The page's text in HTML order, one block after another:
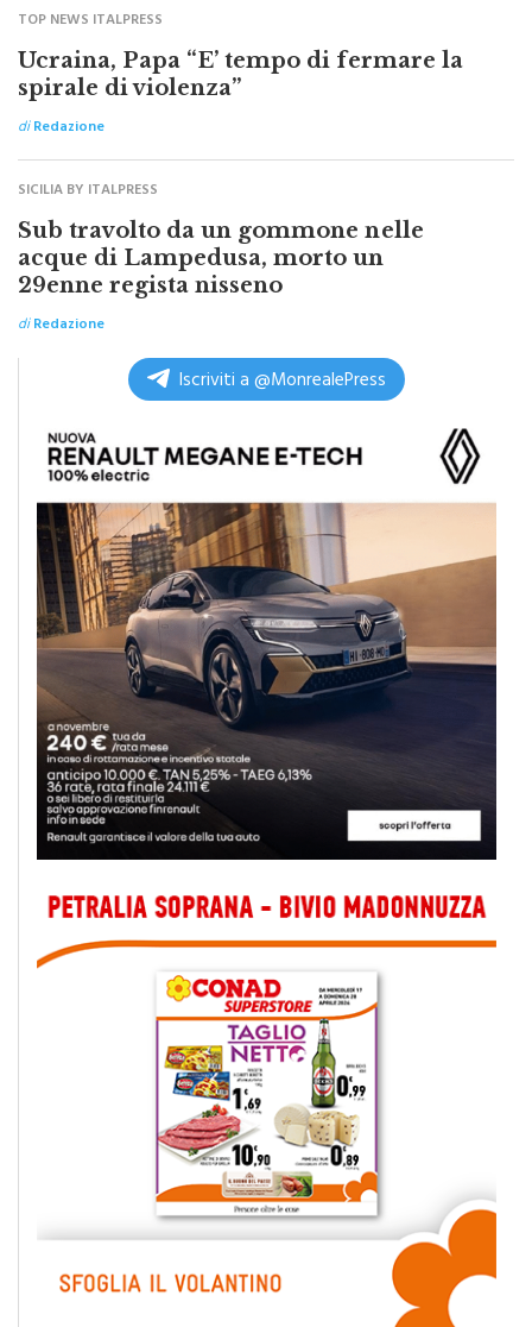
Ucraina, Papa “E’ tempo di fermare la
spirale di violenza”
diRedazione
SICILIA BY ITALPRESS
Sub travolto da un gommone nelle
acque di Lampedusa, morto un
29enne regista nisseno
diRedazione
Iscriviti a @MonrealePress